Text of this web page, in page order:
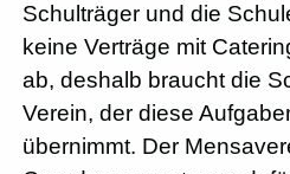
Schulträger und die
keine Verträge mit
ab, deshalb braucht die
Verein, der diese
übernimmt. Der